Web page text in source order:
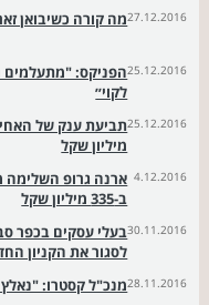
27.12.2016מה קורה כשיבואן
25.12.2016הפניקס: "מתעלמים
לקוי״
25.12.2016
מיליון שקל
4.12.2016 ארנה גרופ השלימה
ב-335 מיליון שקל
30.11.2016בעלי עסקים בכפר
לסגור את הקניון
28.11.2016מנכ"ל קסטרו: "נאלץ